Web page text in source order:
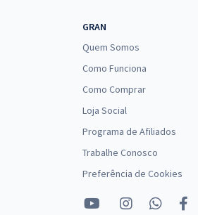
GRAN
Quem Somos
Como Funciona
Como Comprar
Loja Social
Programa de Afiliados
Trabalhe Conosco
Preferência de Cookies